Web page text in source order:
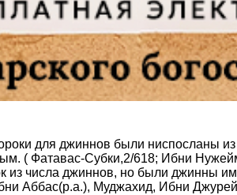
для джиннов были ниспосланы
( Фатавас-Субки,2/618; Ибни
из числа джиннов, но были джинны
Аббас(р.а.), Муджахид, Ибни